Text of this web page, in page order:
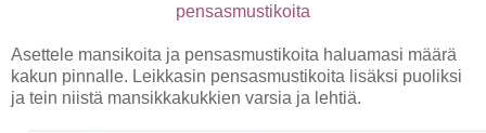
pensasmustikoita
Asettele mansikoita ja pensasmustikoita haluamasi määrä
kakun pinnalle. Leikkasin pensasmustikoita lisäksi puoliksi
ja tein niistä mansikkakukkien varsia ja lehtiä.